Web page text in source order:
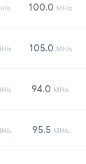
s 100.0 MH/s
s 105.0 MH/s
s 94.0 MH/s
s 95.5 MH/s